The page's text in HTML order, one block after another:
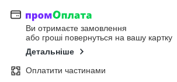
Ви отримаєте замовлення
або гроші повернуться на вашу картку
Детальніше
Оплатити частинами